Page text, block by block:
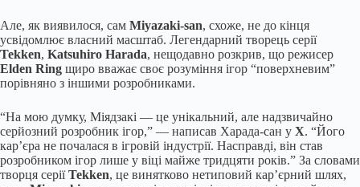
Але, як виявилося, сам Miyazaki-san, схоже, не до кінця
усвідомлює власний масштаб. Легендарний творець серії
Tekken, Katsuhiro Harada, нещодавно розкрив, що режисер
Elden Ring щиро вважає своє розуміння ігор “поверхневим”
порівняно з іншими розробниками.
“На мою думку, Міядзакі — це унікальний, але надзвичайно
серйозний розробник ігор,” — написав Харада-сан у X. “Його
кар’єра не почалася в ігровій індустрії. Насправді, він став
розробником ігор лише у віці майже тридцяти років.” За словами
творця серіїTekken, це винятково нетиповий кар’єрний шлях,